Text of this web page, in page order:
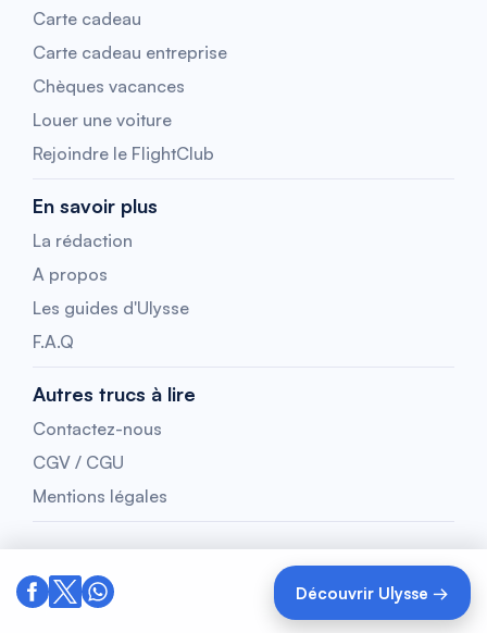
Découvrir Ulysse →
Carte cadeau
Carte cadeau entreprise
Chèques vacances
Louer une voiture
Rejoindre le FlightClub
En savoir plus
La rédaction
A propos
Les guides d'Ulysse
F.A.Q
Autres trucs à lire
Contactez-nous
CGV / CGU
Mentions légales